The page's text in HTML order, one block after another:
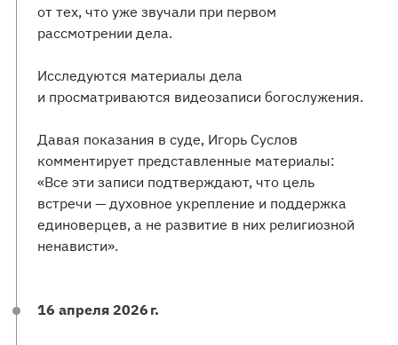
от тех, что уже звучали при первом
рассмотрении дела.
Исследуются материалы дела
и просматриваются видеозаписи богослужения.
Давая показания в суде, Игорь Суслов
комментирует представленные материалы:
«Все эти записи подтверждают, что цель
встречи — духовное укрепление и поддержка
единоверцев, а не развитие в них религиозной
ненависти».
16 апреля 2026 г.